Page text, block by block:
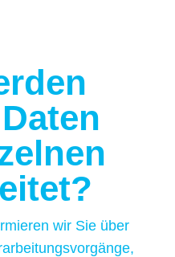
wir Sie über